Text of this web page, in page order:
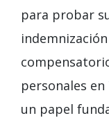
para probar
personales
un papel